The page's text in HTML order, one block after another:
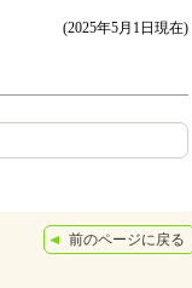
(2025年5月1日現在)
前のページに戻る